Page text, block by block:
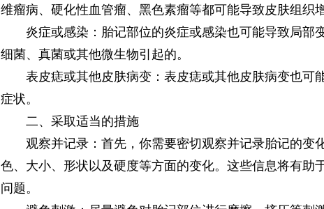
维瘤病、硬化性血管瘤、黑色素瘤等都可能导致皮肤组织
炎症或感染：胎记部位的炎症或感染也可能导致局部
细菌、真菌或其他微生物引起的。
表皮痣或其他皮肤病变：表皮痣或其他皮肤病变也可
症状。
二、采取适当的措施
观察并记录：首先，你需要密切观察并记录胎记的变
色、大小、形状以及硬度等方面的变化。这些信息将有助
问题。